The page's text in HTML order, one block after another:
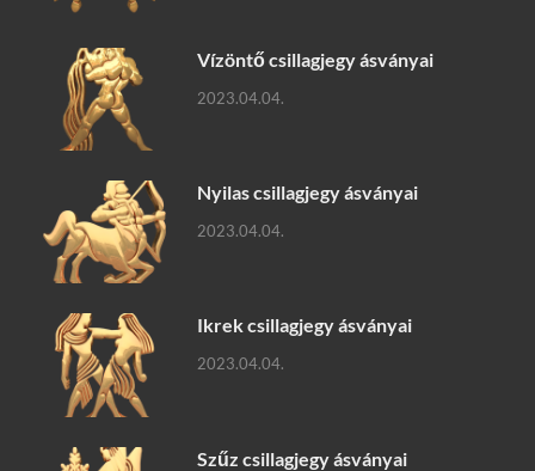
Vízöntő csillagjegy ásványai
2023.04.04.
Nyilas csillagjegy ásványai
2023.04.04.
Ikrek csillagjegy ásványai
2023.04.04.
Szűz csillagjegy ásványai